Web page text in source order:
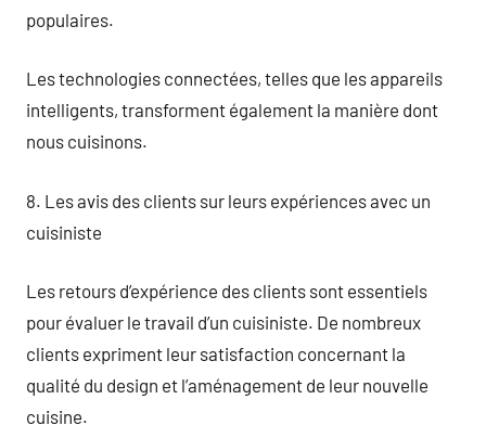
populaires.
Les technologies connectées, telles que les appareils
intelligents, transforment également la manière dont
nous cuisinons.
8. Les avis des clients sur leurs expériences avec un
cuisiniste
Les retours d’expérience des clients sont essentiels
pour évaluer le travail d’un cuisiniste. De nombreux
clients expriment leur satisfaction concernant la
qualité du design et l’aménagement de leur nouvelle
cuisine.